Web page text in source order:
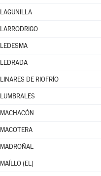
LAGUNILLA
LARRODRIGO
LEDESMA
LEDRADA
LINARES DE RIOFRÍO
LUMBRALES
MACHACÓN
MACOTERA
MADROÑAL
MAÍLLO (EL)